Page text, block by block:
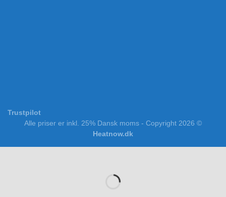
Trustpilot
Alle priser er inkl. 25% Dansk moms - Copyright 2026 ©
Heatnow.dk